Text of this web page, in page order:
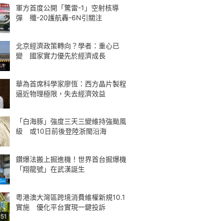
軍方首度公開「驚雷-1」空射核導
彈 殲-20護航轟-6N引關注
北京經濟政策轉向？學者：重心已
變 國家實力優先於經濟成長
華為首席科學家廖恆：西方晶片製程
逼近物理極限，失去經濟效益
「白海豚」強度三天三變維持強颱風
級 或10日前後登陸浙閩沿海
鑽爆法搬上掘進機！世界首台掘爆機
「翔龍號」在武漢誕生
粵港澳大灣區跨境消費維權新規10.1
實施 優化平台實現一鍵投訴